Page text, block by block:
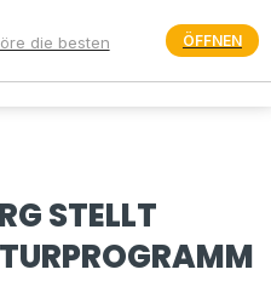
menu
STELLT
die besten
ÖFFNEN